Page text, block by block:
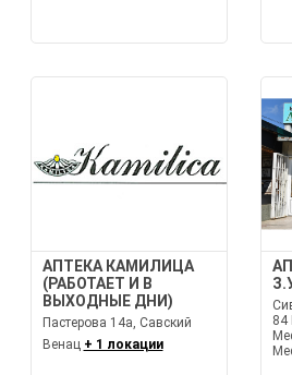
АПТЕКА КАМИЛИЦА
(РАБОТАЕТ И В
ВЫХОДНЫЕ ДНИ)
Пастерова 14а, Савский
Венац + 1 локации
84